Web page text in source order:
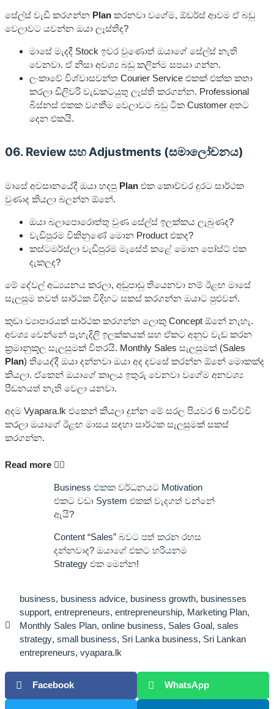
සේල්ස් වැඩි කරගන්න Plan කරනවා වගේම, ඕඩර්ස් ආවම ඒ බඩු
වෙලාවට යවන්න ඔයා ලෑස්තිද?
මාසේ මැදදී Stock ඉවර වුණොත් ඔයාගේ සේල්ස් නැති
වෙනවා. ඒ නිසා අවශ්‍ය බඩු කලින්ම සපයා ගන්න.
ලංකාවේ විශ්වාසවන්ත Courier Service එකක් එක්ක කතා
කරලා ඩිලිවරි වැඩකටයුතු ලෑස්ති කරගන්න. Professional
බිස්නස් එකක වගකීම වෙලාවට බඩු ටික Customer අතට
දෙන එකයි.
06. Review සහ Adjustments (සමාලෝචනය)
මාසේ අවසානයේදී ඔයා හදපු Plan එක කොච්චර දුරට සාර්ථක
වුණාද කියලා බලන්න ඕනේ.
ඔයා බලාපොරොත්තු වුණ සේල්ස් ඉලක්කය ලැබුණද?
වැඩිපුරම විකිනුණේ මොන Product එකද?
කස්ටමර්ස්ලා වැඩිපුරම මැසේජ් කළේ මොන පෝස්ට් එක
දැකලද?
මේ දේවල් අධ්‍යයනය කරලා, අඩුපාඩු තියෙනවා නම් ඊළඟ මාසේ
සැලසුම තවත් සාර්ථක විදිහට සකස් කරගන්න ඔයාට පුළුවන්.
කුඩා ව්‍යාපාරයක් සාර්ථක කරගන්න ලොකු Concept ඕනේ නැහැ.
අවශ්‍ය වෙන්නේ පැහැදිලි ඉලක්කයක් සහ ඒකට අනුව වැඩ කරන
ක්‍රමානුකූල සැලසුමක් විතරයි. Monthly Sales සැලසුමක් (Sales
Plan) තියෙද්දී ඔයා දන්නවා ඔයා අද දවසේ කරන්න ඕනේ මොකක්ද
කියලා. ඒකෙන් ඔයාගේ කාලය ඉතුරු වෙනවා වගේම අනවශ්‍ය
පීඩනයත් නැති වෙලා යනවා.
අදම Vyapara.lk එකෙන් කියලා දුන්න මේ සරල පියවර 6 පාවිච්චි
කරලා ඔයාගේ ඊළඟ මාසය සඳහා සාර්ථක සැලසුමක් සකස්
කරගන්න.
Read more 👇🏼
Business එකක වර්ධනයට Motivation
එකට වඩා System එකක් වැදගත් වන්නේ
ඇයි?
Content “Sales” බවට පත් කරන රහස
දන්නවාද? ඔයාගේ එකට හරියනම
Strategy එක මෙන්න!
business, business advice, business growth, businesses
support, entrepreneurs, entrepreneurship, Marketing Plan,
Monthly Sales Plan, online business, Sales Goal, sales
strategy, small business, Sri Lanka business, Sri Lankan
entrepreneurs, vyapara.lk
Facebook WhatsApp